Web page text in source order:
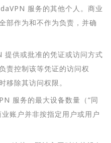
服务的其他个人。商业
部作为和不作为负责，并确
供或批准的凭证或访问方式
责控制该等凭证的访问权
移除其访问权限。
服务的最大设备数量（“同
账户并非按指定用户或用户